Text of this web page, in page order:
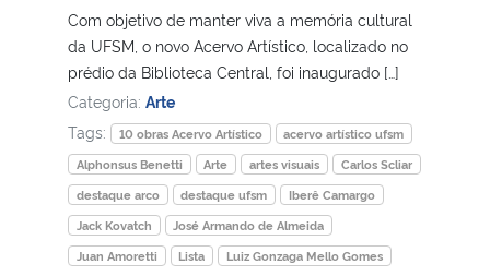
Ministério de Minas e Energia
Ministério da Ciência, Tecnologia, Inovações e Comunicações
Ministério do Meio Ambiente
Ministério do Turismo
Ministério do Desenvolvimento Regional
Com objetivo de manter viva a memória cultural
da UFSM, o novo Acervo Artístico, localizado no
prédio da Biblioteca Central, foi inaugurado […]
Categoria: Arte
Tags:
10 obras Acervo Artístico
acervo artístico ufsm
Alphonsus Benetti
Arte artes visuais
Carlos Scliar
destaque arco
destaque ufsm
Iberê Camargo
Jack Kovatch
José Armando de Almeida
Juan Amoretti
Lista
Luiz Gonzaga Mello Gomes